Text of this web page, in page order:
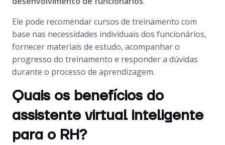
Ele pode recomendar cursos de treinamento com
base nas necessidades individuais dos funcionários,
fornecer materiais de estudo, acompanhar o
progresso do treinamento e responder a dúvidas
durante o processo de aprendizagem.
Quais os benefícios do
assistente virtual inteligente
para o RH?